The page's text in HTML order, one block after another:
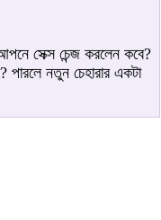
সেক্স চেন্জ করলেন কবে?
পারলে নতুন চেহারার একটা